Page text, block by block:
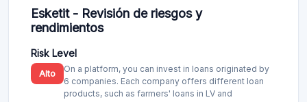
Esketit - Revisión de riesgos y
rendimientos
Risk Level
Alto
On a platform, you can invest in loans originated by
6 companies. Each company offers different loan
products, such as farmers' loans in LV and